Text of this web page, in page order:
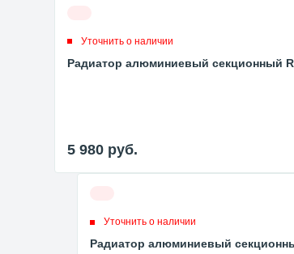
Уточнить о наличии
Радиатор алюминиевый секционный
5 980 руб.
Уточнить о наличии
Радиатор алюминиевый